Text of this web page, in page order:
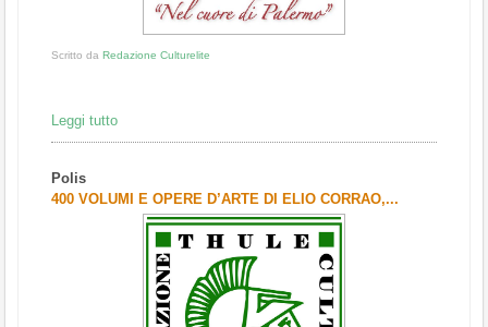
Scritto da Redazione Culturelite
Leggi tutto
Polis
400 VOLUMI E OPERE D’ARTE DI ELIO CORRAO,...